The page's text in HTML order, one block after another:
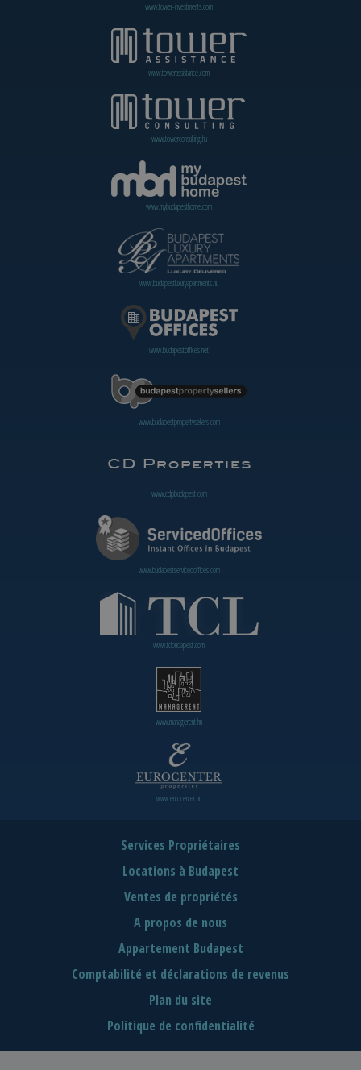
www.tower-investments.com
www.towerassistance.com
www.towerconsulting.hu
www.mybudapesthome.com
www.budapestluxuryapartments.hu
www.budapestoffices.net
www.budapestpropertysellers.com
www.cdpbudapest.com
www.budapestservicedoffices.com
www.tclbudapest.com
www.managerent.hu
www.eurocenter.hu
Services Propriétaires
Locations à Budapest
Ventes de propriétés
A propos de nous
Appartement Budapest
Comptabilité et déclarations de revenus
Plan du site
Politique de confidentialité